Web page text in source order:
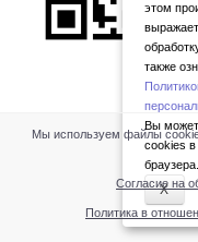
этом
также
Вы
cookies в
браузера.
X
Мы используем файлы
Согласие на
Политика в